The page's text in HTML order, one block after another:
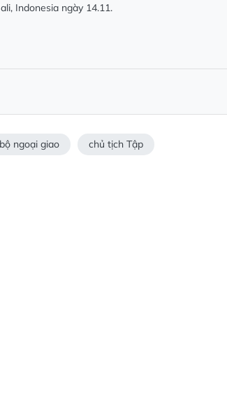
Indonesia ngày 14.11.
bộ ngoại giao chủ tịch Tập